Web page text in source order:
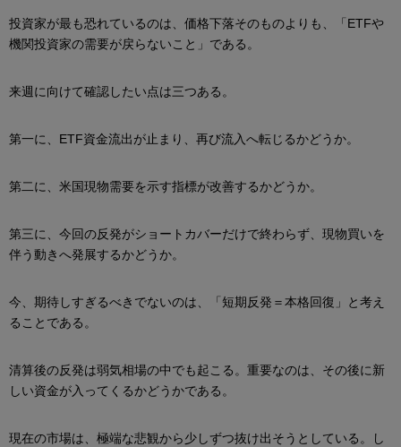
投資家が最も恐れているのは、価格下落そのものよりも、「ETFや
機関投資家の需要が戻らないこと」である。
来週に向けて確認したい点は三つある。
第一に、ETF資金流出が止まり、再び流入へ転じるかどうか。
第二に、米国現物需要を示す指標が改善するかどうか。
第三に、今回の反発がショートカバーだけで終わらず、現物買いを
伴う動きへ発展するかどうか。
今、期待しすぎるべきでないのは、「短期反発＝本格回復」と考え
ることである。
清算後の反発は弱気相場の中でも起こる。重要なのは、その後に新
しい資金が入ってくるかどうかである。
現在の市場は、極端な悲観から少しずつ抜け出そうとしている。し